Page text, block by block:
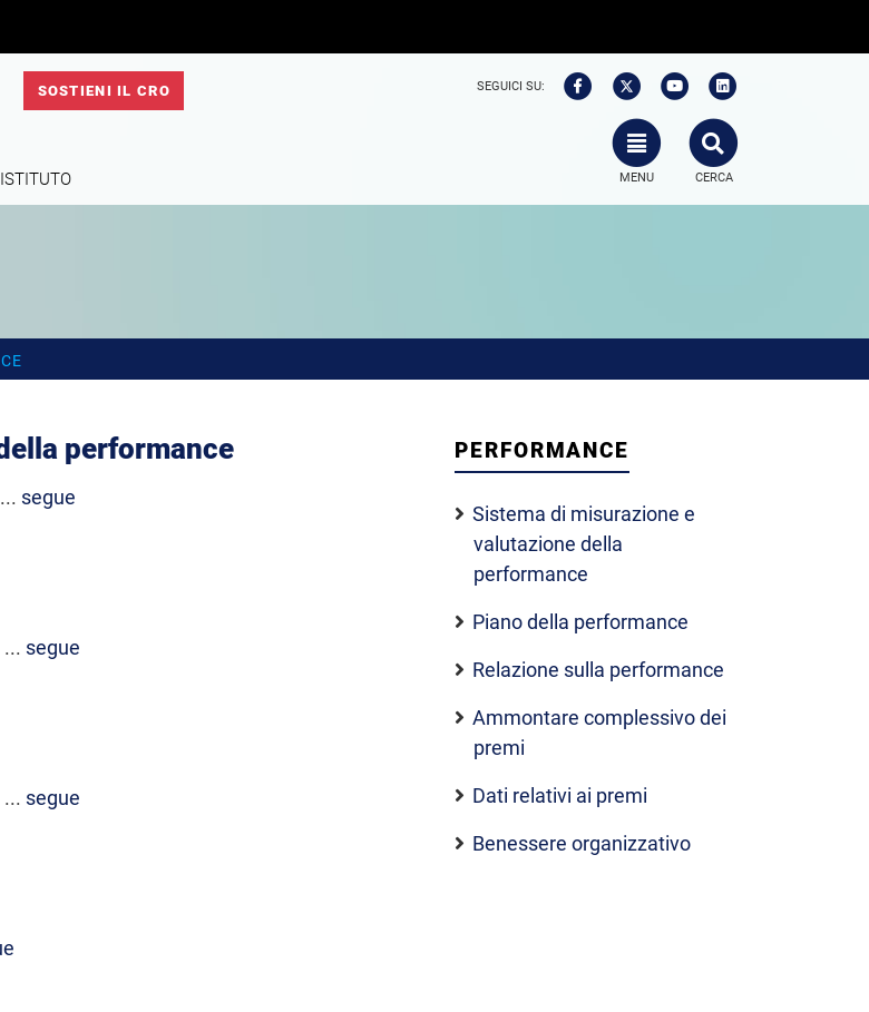
SOSTIENI IL CRO SEGUICI SU:
TOGGLE NAVIGATION
MENU
SEARCH
CERCA
ISTITUTO
PERFORMANCE
Sistema di misurazione e
valutazione della
performance
Piano della performance
Relazione sulla performance
Ammontare complessivo dei
premi
Dati relativi ai premi
Benessere organizzativo
performance
segue
segue
segue